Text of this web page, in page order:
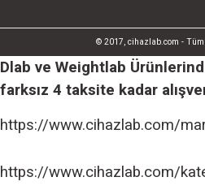
© 2017, cihazlab.com - Tüm
Dlab ve Weightlab
farksız 4 taksite kadar
https://www.cihazlab.com/
https://www.cihazlab.com/